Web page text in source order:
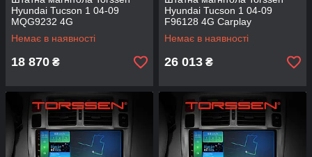
Hyundai Tucson 1 04-09
MQG9232 4G
Немає в наявності
18 870 ₴
Hyundai Tucson 1 04-09
F96128 4G Carplay
Немає в наявності
26 013 ₴